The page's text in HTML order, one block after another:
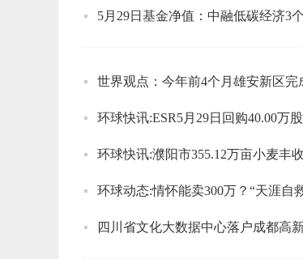
5月29日基金净值：中融低碳经济3
世界观点：今年前4个月雄安新区完
环球快讯:ESR5月29日回购40.00万
环球快讯:濮阳市355.12万亩小麦丰
环球动态:情怀能卖300万？“天涯自
四川省文化大数据中心落户成都高